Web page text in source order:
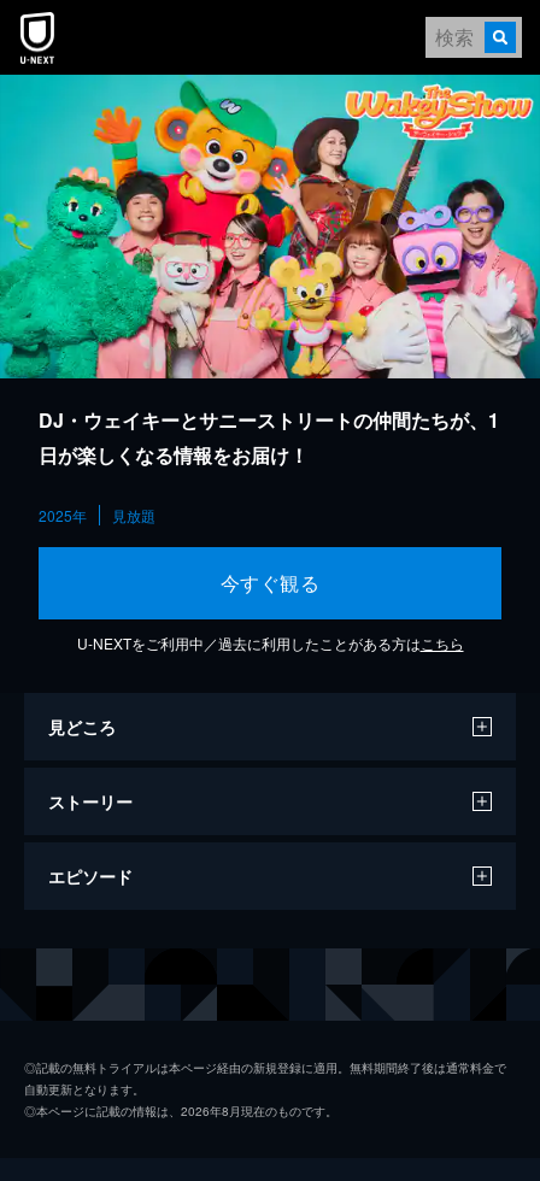
本文へスキップ
DJ・ウェイキーとサニーストリートの仲間たちが、1
日が楽しくなる情報をお届け！
2025年 見放題
今すぐ観る
U-NEXTをご利用中／過去に利用したことがある方は こちら
見どころ
ストーリー
エピソード
#1 「コント：ヴィーテは探偵になりた
元気なクマのキャラクターが、視聴者の心と
体をウェイクアップさせる番組。数字探しや
を歌い、英語の発音を学ぶ。探偵に憧れるキ
ャラクターの奮闘を描くコントも登場する。
◎記載の無料トライアルは本ページ経由の新規登録に適用。無料期間終了後は通常料金で
自動更新となります。
◎本ページに記載の情報は、2026年8月現在のものです。